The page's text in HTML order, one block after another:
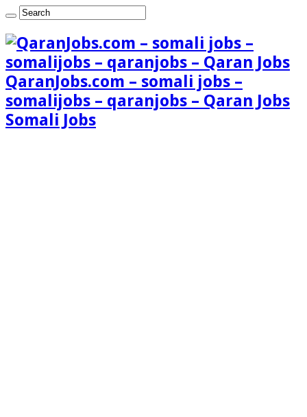
QaranJobs.com – somali jobs –
somalijobs – qaranjobs – Qaran Jobs
Somali Jobs